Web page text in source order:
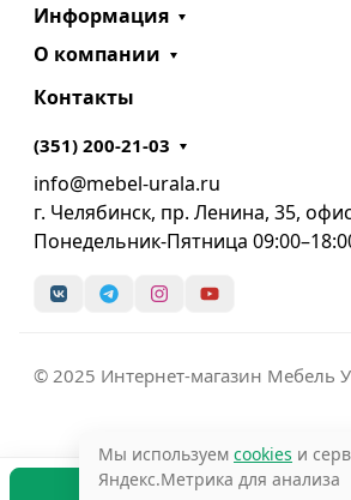
В корзину
Информация
О компании
Контакты
(351) 200-21-03
info@mebel-urala.ru
г. Челябинск, пр. Ленина, 35,
Понедельник-Пятница
© 2025 Интернет-магазин Мебель
Мы используем cookies и
Яндекс.Метрика для анализа